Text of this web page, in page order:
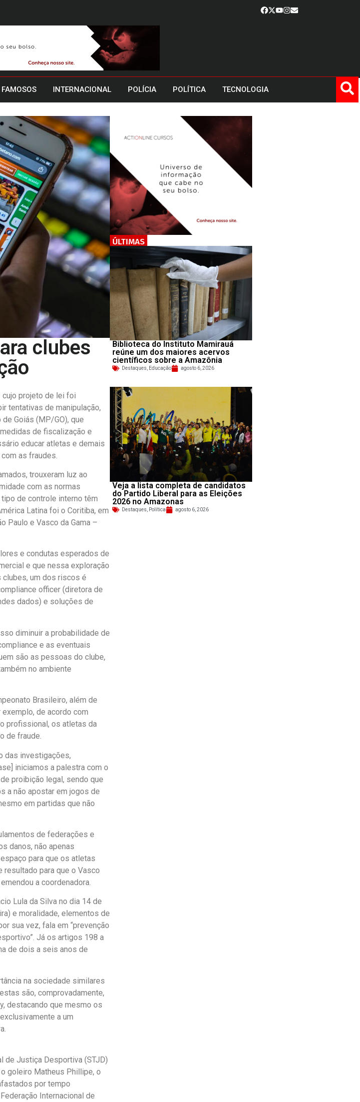
FAMOSOS INTERNACIONAL POLÍCIA POLÍTICA TECNOLOGIA
clubes
projeto de lei foi
tentativas de manipulação,
Goiás (MP/GO), que
de fiscalização e
educar atletas e demais
as fraudes.
trouxeram luz ao
com as normas
de controle interno têm
Latina foi o Coritiba, em
Paulo e Vasco da Gama –
e condutas esperados de
e que nessa exploração
clubes, um dos riscos é
officer (diretora de
dados) e soluções de
diminuir a probabilidade de
e as eventuais
são as pessoas do clube,
no ambiente
Brasileiro, além de
de acordo com
profissional, os atletas da
de fraude.
das investigações,
iniciamos a palestra com o
proibição legal, sendo que
a não apostar em jogos de
em partidas que não
de federações e
danos, não apenas
para que os atletas
para que o Vasco
a coordenadora.
Lula da Silva no dia 14 de
e moralidade, elementos de
sua vez, fala em “prevenção
Já os artigos 198 a
de dois a seis anos de
na sociedade similares
são, comprovadamente,
destacando que mesmo os
a um
de Justiça Desportiva (STJD)
goleiro Matheus Phillipe, o
por tempo
Internacional de
ÚLTIMAS
Biblioteca do Instituto Mamirauá
reúne um dos maiores acervos
científicos sobre a Amazônia
Destaques, Educação agosto 6, 2026
Veja a lista completa de candidatos
do Partido Liberal para as Eleições
2026 no Amazonas
Destaques, Política agosto 6, 2026